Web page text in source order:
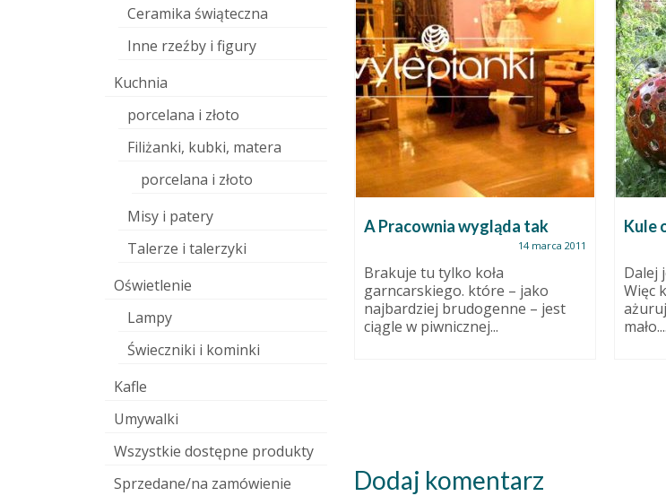
Jak koszenie trawy wyzwala
moc twórczą, czyli
Podobno dłuższa forma
przyszłość! Nie wszyscy chodzą
A Pracownia wygląda tak
14 marca 2011
Brakuje tu tylko koła
garncarskiego. które – jako
najbardziej brudogenne – jest
ciągle w piwnicznej...
Kule
Dalej
Więc
mało....
Dodaj komentarz
Ceramika świąteczna
Inne rzeźby i figury
Kuchnia
porcelana i złoto
Filiżanki, kubki, matera
porcelana i złoto
Misy i patery
Talerze i talerzyki
Oświetlenie
Lampy
Świeczniki i kominki
Kafle
Umywalki
Wszystkie dostępne produkty
Sprzedane/na zamówienie